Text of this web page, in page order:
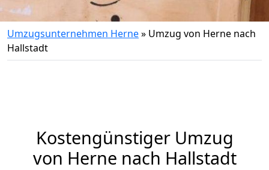
Umzugsunternehmen Herne» Umzug von Herne nach
Hallstadt
Kostengünstiger Umzug
von Herne nach Hallstadt